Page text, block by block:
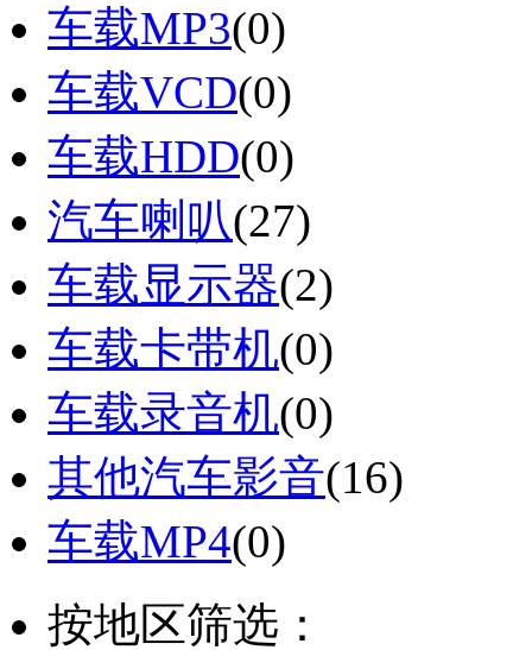
车载MP3(0)
车载VCD(0)
车载HDD(0)
汽车喇叭(27)
车载显示器(2)
车载卡带机(0)
车载录音机(0)
其他汽车影音(16)
车载MP4(0)
按地区筛选：